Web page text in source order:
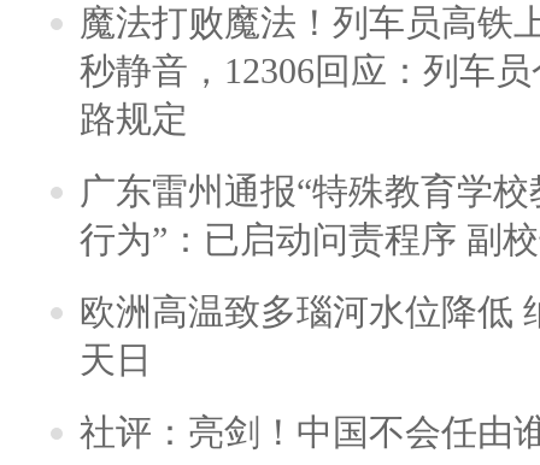
魔法打败魔法！列车员高铁
秒静音，12306回应：列车
路规定
广东雷州通报“特殊教育学
行为”：已启动问责程序 副
欧洲高温致多瑙河水位降低
天日
社评：亮剑！中国不会任由